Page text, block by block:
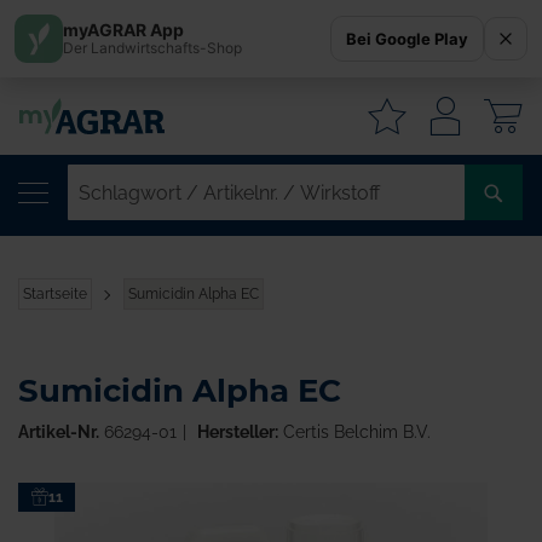
Startseite Sumicidin Alpha EC
Zum11
Sumicidin Alpha EC
Artikel-Nr. 66294-01 Hersteller:Certis Belchim B.V.
myAGRAR App
Der Landwirtschafts-Shop Bei Google Play